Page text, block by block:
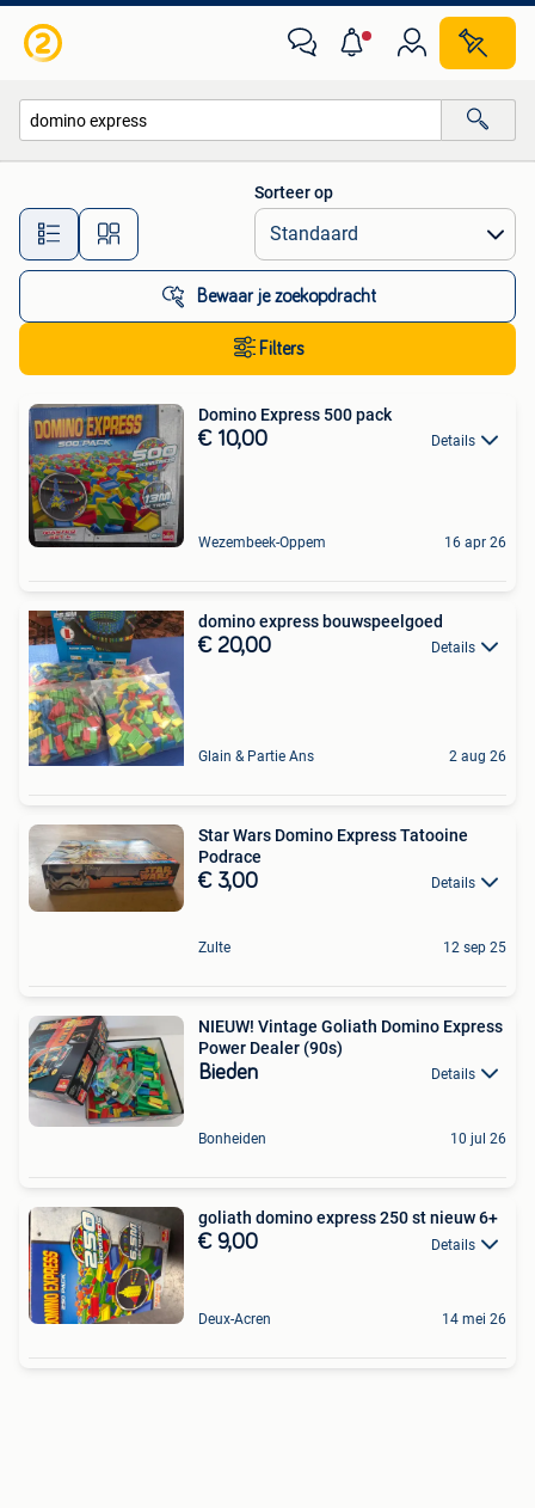
Alle afstanden…
Sorteer op
Bewaar je zoekopdracht
Filters
Domino Express 500 pack
€ 10,00 Details
Wezembeek-Oppem 16 apr 26
domino express bouwspeelgoed
€ 20,00 Details
Glain & Partie Ans 2 aug 26
Star Wars Domino Express Tatooine
Podrace
€ 3,00 Details
Zulte 12 sep 25
NIEUW! Vintage Goliath Domino Express
Power Dealer (90s)
Bieden Details
Bonheiden 10 jul 26
goliath domino express 250 st nieuw 6+
€ 9,00 Details
Deux-Acren 14 mei 26